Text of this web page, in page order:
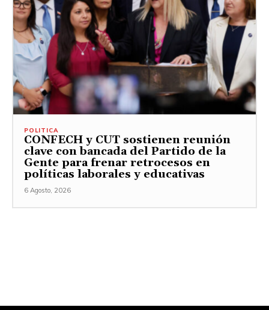
POLITICA
CONFECH y CUT sostienen reunión
clave con bancada del Partido de la
Gente para frenar retrocesos en
políticas laborales y educativas
6 Agosto, 2026